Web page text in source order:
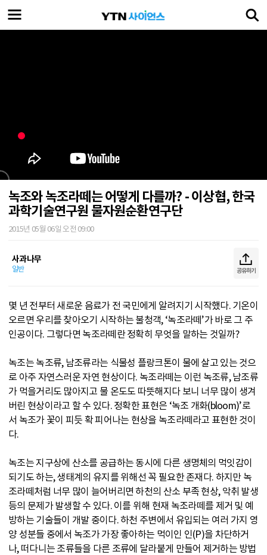
녹조와 녹조라떼는 어떻게 다를까? - 이상협, 한국
과학기술연구원 물자원순환연구단
2015년 05월 06일 오전 09:00
사과나무
일반 공유하기
몇 년 전부터 새로운 음료가 전 국민에게 알려지기 시작했다. 기온이
오르면 우리를 찾아오기 시작하는 불청객, ‘녹조라떼’가 바로 그 주
인공이다. 그렇다면 녹조라떼란 정확히 무엇을 말하는 것일까?
녹조는 녹조류, 남조류라는 식물성 플랑크톤이 물에 살고 있는 것으
로 아주 자연스러운 자연 현상이다. 녹조라떼는 이런 녹조류, 남조류
가 먹을거리도 많아지고 물 온도도 따뜻해지다 보니 너무 많이 생겨
버린 현상이라고 할 수 있다. 정확한 표현은 ‘녹조 개화(bloom)’로
서 녹조가 꽃이 피듯 확 피어나는 현상을 녹조라떼라고 표현한 것이
다.
녹조는 지구상에 산소를 공급하는 동시에 다른 생명체의 먹잇감이
되기도 하는, 생태계의 유지를 위해선 꼭 필요한 존재다. 하지만 녹
조라떼처럼 너무 많이 늘어버리면 하천의 산소 부족 현상, 악취 발생
등의 문제가 발생할 수 있다. 이를 위해 현재 녹조라떼를 제거 및 예
방하는 기술들이 개발 중이다. 하천 주변에서 유입되는 여러 가지 영
양 성분들 중에서 녹조가 가장 좋아하는 먹이인 인(P)을 차단하거
나, 떠다니는 조류들을 다른 조류에 달라붙게 만들어 제거하는 방법